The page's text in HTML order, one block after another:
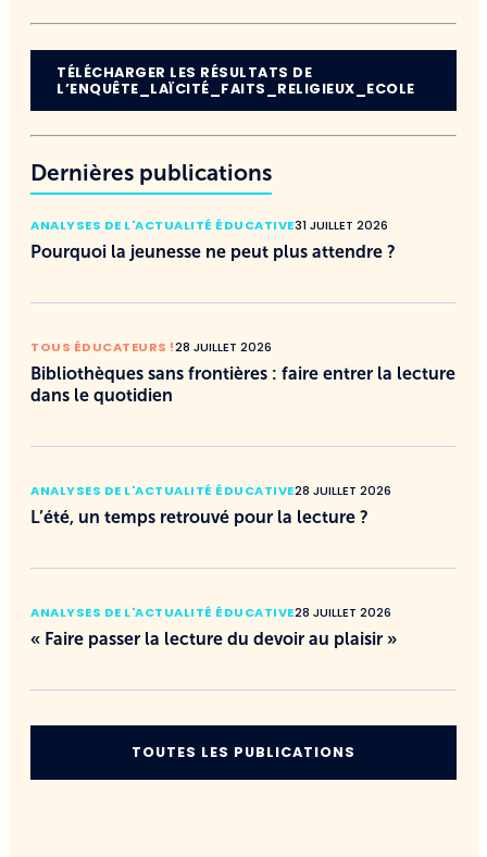
TÉLÉCHARGER LES RÉSULTATS DE
L’ENQUÊTE_LAÏCITÉ_FAITS_RELIGIEUX_ECOLE
Dernières publications
ANALYSES DE L'ACTUALITÉ ÉDUCATIVE31 JUILLET 2026
Pourquoi la jeunesse ne peut plus attendre ?
TOUS ÉDUCATEURS !28 JUILLET 2026
Bibliothèques sans frontières : faire entrer la lecture
dans le quotidien
ANALYSES DE L'ACTUALITÉ ÉDUCATIVE28 JUILLET 2026
L’été, un temps retrouvé pour la lecture ?
ANALYSES DE L'ACTUALITÉ ÉDUCATIVE28 JUILLET 2026
« Faire passer la lecture du devoir au plaisir »
TOUTES LES PUBLICATIONS